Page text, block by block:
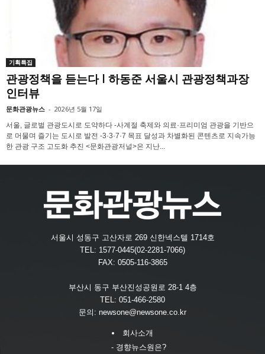
기획특집
관광정책을 듣는다 l 하동준 서울시 관광정책과장
인터뷰
문화관광뉴스 - 2026년 5월 17일
서울, 글로벌 관광도시로 도약하다 -사계절 축제와 의료·프리미엄 관광을 기반으
로 머물며 즐기는 도시로 발전 -3·3·7·7 목표 달성과 차별화된 콘텐츠로 지속가능
한 관광 구조 고도화 추진 <문화관광저널>은 지난...
서울시 성동구 고산자로 269 신한넥스텔 1714호
TEL: 1577-0445(02-2281-7066)
FAX: 0505-116-3865
부산시 동구 부산진성공원로 28-1 4층
TEL: 051-466-2580
문의: newsone@newsone.co.kr
회사소개
- 경향뉴스원은?